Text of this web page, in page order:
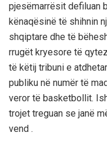
pjesëmarrësit defiluan
kënaqësinë të shihnin
shqiptare dhe të
rrugët kryesore të
të këtij tribuni e
publiku në numër të
veror të basketbollit.
trojet treguan se janë
vend .